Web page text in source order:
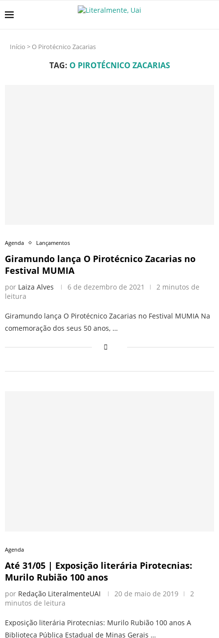
Início > O Pirotécnico Zacarias
TAG: O PIROTÉCNICO ZACARIAS
Agenda Lançamentos
Giramundo lança O Pirotécnico Zacarias no
Festival MUMIA
por Laiza Alves 6 de dezembro de 2021
2 minutos de
leitura
Giramundo lança O Pirotécnico Zacarias no Festival MUMIA Na
comemoração dos seus 50 anos, …
Agenda
Até 31/05 | Exposição literária Pirotecnias:
Murilo Rubião 100 anos
por Redação LiteralmenteUAI 20 de maio de 2019
2
minutos de leitura
Exposição literária Pirotecnias: Murilo Rubião 100 anos A
Biblioteca Pública Estadual de Minas Gerais …